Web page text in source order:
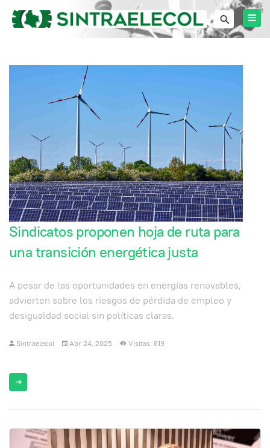
Sindicatos proponen hoja de ruta para
una transición energética justa
A pesar de las oportunidades en energías renovables,
advierten sobre los riesgos de pérdida de empleo y
desigualdad social sin políticas claras.
Sintraelecol Abr 24, 2025 Visitas: 819